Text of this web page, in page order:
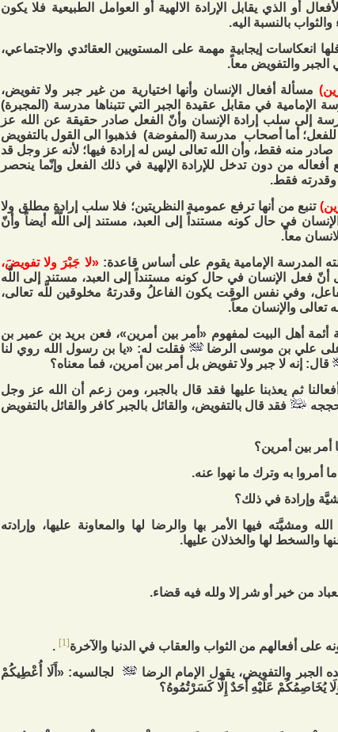
أو الذي يقابل الإرادة الالهية أو العوامل الطبيعية فلا يكون
بالنسبة اليه.
انعكاسات إيجابية مهمة على المستويين العقائدي والاجتماعي،
الجبر والتفويض معاً.
مسألة أفعال الإنسان وأنها اختيارية من غير جبر ولا تفويض،
الإمامية في مقابل عقيدة الجبر التي تتبناها مدرسة (المجبرة)
إلى سلب إرادة الإنسان وأنّ الفعل صادر حقيقة عن الله عز
أما أصحاب مدرسة (المفوضة) فذهبوا الى القول بالتفويض
منه فقط، وأن الله تعالى ليس له إرادة فيها؛ لأنه عز وجل قد
من دون تدخل للإرادة الإلهية في ذلك الفعل وإنّما ينحصر
وقدرته فقط.
تنبع من أنها ترفع عمومية النظريتين؛ فلا سلب إرادةٍ مطلق ولا
في حال كونه مستنداً إلى العبد، مستند إلى اللَّه أيضاً وأنّ
معاً.
المدرسة الإمامية يقوم على أساس قاعدة:«لا جَبْرَ ولا تفويضَ،
أنّ فعل الإنسان في حال كونه مستنداً إلى العبد، مستند إلى اللَّه
وفي نفس الوقت يكون الفاعلُ وقدرتهُ مخلوقين للَّه تعالى،
تعالى والإنسان معاً.
أئمة أهل البيت لمفهوم «أمر بين أمرين»، فعن بريد بن عمير بن
علي بن موسى الرضا
فقلت له: «يا بن رسول الله روي لنا
قال: إنه لا جبر ولا تفويض بل أمر بين أمرين، فما معناه؟
ثم يعذبنا عليها فقد قال بالجبر، ومن زعم أن الله عز وجل
فقد قال بالتفويض، والقائل بالجبر كافر والقائل بالتفويض
أمر بين أمرين؟
أمروا به وترك ما نهوا عنه.
وإرادة في ذلك؟
ومشيَّته فيها الأمر بها والرضا لها والمعاونة عليها، وإرادته
والسخط لها والخذلان عليها.
من خير أو شر إلا ولله فيه قضاء.
على أفعالهم من الثواب والعقاب في الدنيا والآخرة [1]
.
والتفويض، يقول الإمام الرضا
لجالسيه: «أَلَا أُعْطِيكُمْ
يُخَاصِمُكُمْ عَلَيْهِ أَحَدٌ إِلَّا كَسَرْتُمُوهُ؟